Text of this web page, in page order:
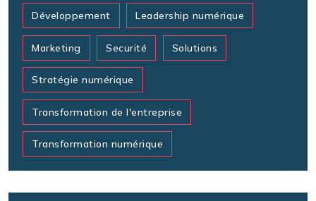
Développement Leadership numérique
Marketing Securité Solutions
Stratégie numérique
Transformation de l'entreprise
Transformation numérique